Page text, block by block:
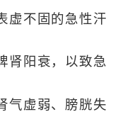
不固的急性汗
阳衰，以致急
虚弱、膀胱失